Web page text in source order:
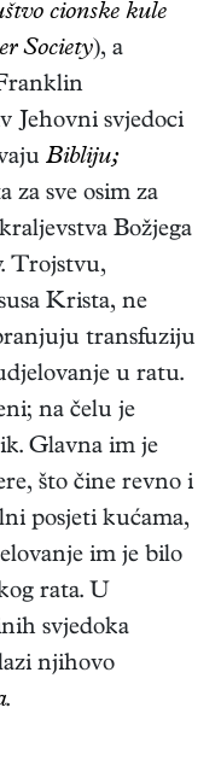
cionske kule
Society), a
Jehovni svjedoci
Bibliju;
za sve osim za
Božjega
Trojstvu,
Krista, ne
transfuziju
u ratu.
na čelu je
Glavna im je
što čine revno i
posjeti kućama,
im je bilo
rata. U
svjedoka
njihovo
.